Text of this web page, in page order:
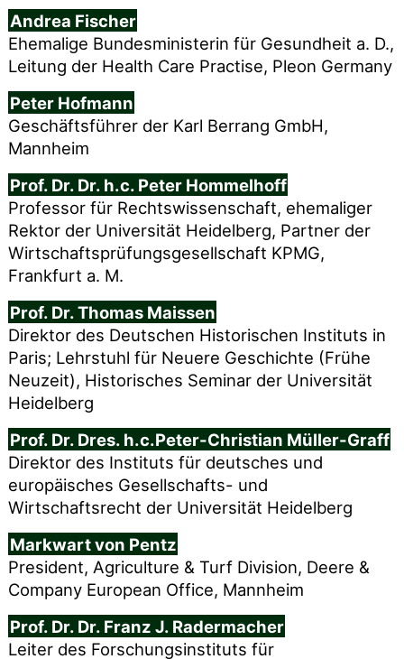
Andrea Fischer
Ehemalige Bundesministerin für Gesundheit a. D.,
Leitung der Health Care Practise, Pleon Germany
Peter Hofmann
Geschäftsführer der Karl Berrang GmbH,
Mannheim
Prof. Dr. Dr. h.c. Peter Hommelhoff
Professor für Rechtswissenschaft, ehemaliger
Rektor der Universität Heidelberg, Partner der
Wirtschaftsprüfungsgesellschaft KPMG,
Frankfurt a. M.
Prof. Dr. Thomas Maissen
Direktor des Deutschen Historischen Instituts in
Paris; Lehrstuhl für Neuere Geschichte (Frühe
Neuzeit), Historisches Seminar der Universität
Heidelberg
Prof. Dr. Dres. h.c.Peter-Christian Müller-Graff
Direktor des Instituts für deutsches und
europäisches Gesellschafts- und
Wirtschaftsrecht der Universität Heidelberg
Markwart von Pentz
President, Agriculture & Turf Division, Deere &
Company European Office, Mannheim
Prof. Dr. Dr. Franz J. Radermacher
Leiter des Forschungsinstituts für